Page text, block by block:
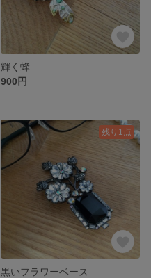
輝く蜂
900円
残り1点
黒いフラワーベース